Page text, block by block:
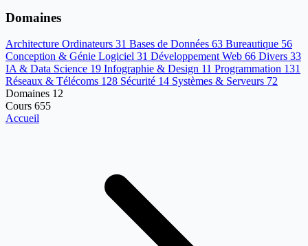
Domaines
Architecture Ordinateurs 31 Bases de Données 63 Bureautique 56
Conception & Génie Logiciel 31 Développement Web 66 Divers 33
IA & Data Science 19 Infographie & Design 11 Programmation 131
Réseaux & Télécoms 128 Sécurité 14 Systèmes & Serveurs 72
Domaines 12
Cours 655
Accueil